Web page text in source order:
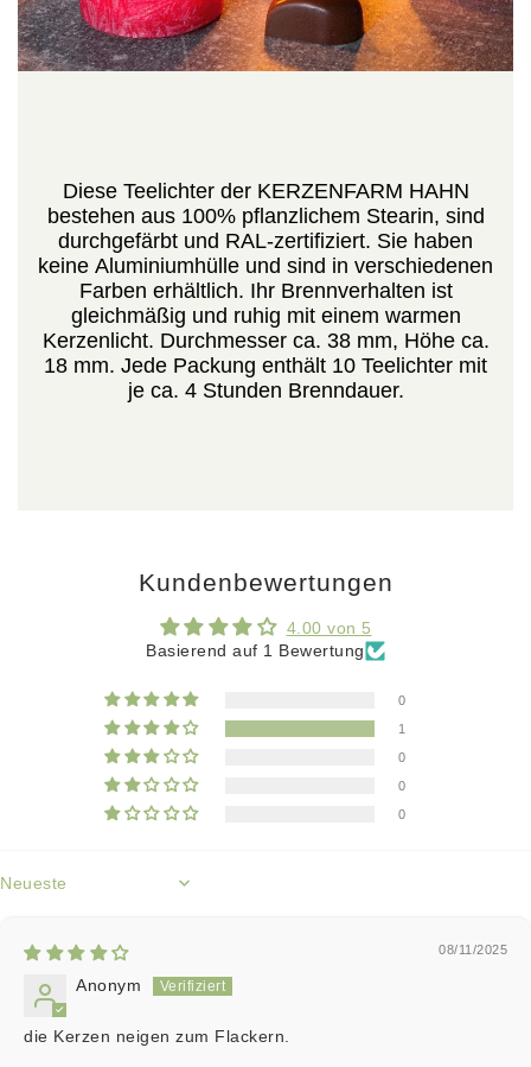
Diese Teelichter der KERZENFARM HAHN
bestehen aus 100% pflanzlichem Stearin, sind
durchgefärbt und RAL-zertifiziert. Sie haben
keine Aluminiumhülle und sind in verschiedenen
Farben erhältlich. Ihr Brennverhalten ist
gleichmäßig und ruhig mit einem warmen
Kerzenlicht. Durchmesser ca. 38 mm, Höhe ca.
18 mm. Jede Packung enthält 10 Teelichter mit
je ca. 4 Stunden Brenndauer.
Kundenbewertungen
4.00 von 5
Basierend auf 1 Bewertung
0
1
0
0
0
Sort by
08/11/2025
Anonym
die Kerzen neigen zum Flackern.